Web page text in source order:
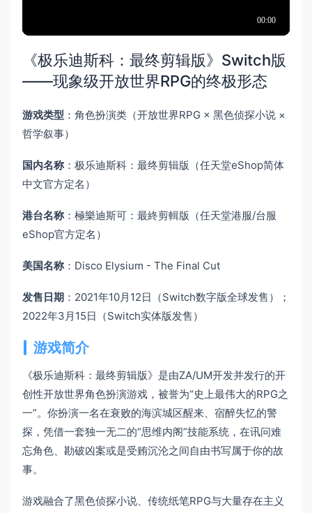
《极乐迪斯科：最终剪辑版》Switch版
——现象级开放世界RPG的终极形态
游戏类型 ：角色扮演类（开放世界RPG × 黑色侦探小说 ×
哲学叙事）
国内名称：极乐迪斯科：最终剪辑版（任天堂eShop简体
中文官方定名）
港台名称：極樂迪斯可：最終剪輯版（任天堂港服/台服
eShop官方定名）
美国名称：Disco Elysium - The Final Cut
发售日期 ：2021年10月12日（Switch数字版全球发售）；
2022年3月15日（Switch实体版发售）
游戏简介
《极乐迪斯科：最终剪辑版》是由ZA/UM开发并发行的开
创性开放世界角色扮演游戏，被誉为“史上最伟大的RPG之
一”。你扮演一名在衰败的海滨城区醒来、宿醉失忆的警
探，凭借一套独一无二的“思维内阁”技能系统，在讯问难
忘角色、勘破凶案或是受贿沉沦之间自由书写属于你的故
事。
游戏融合了黑色侦探小说、传统纸笔RPG与大量存在主义